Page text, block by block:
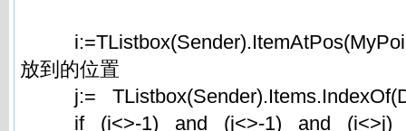
放到的位置
j:=
if (i<>-1) and (j<>-1) and